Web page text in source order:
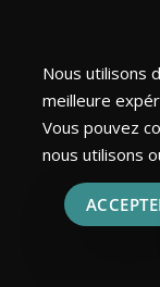
Bois Design
Nous utilisons
meilleure
Vous pouvez
nous utilisons